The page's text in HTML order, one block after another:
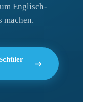
Englisch-
machen.